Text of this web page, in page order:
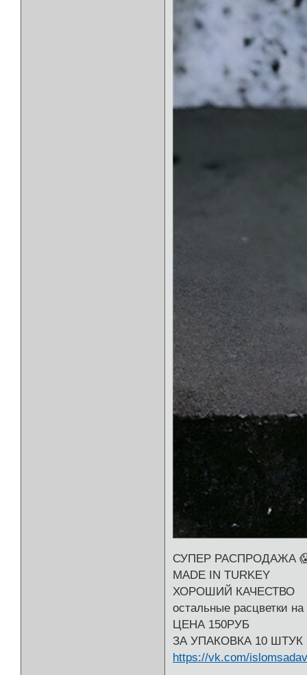
СУПЕР РАСПРОДАЖА
MADE IN TURKEY
ХОРОШИЙ КАЧЕСТВО
остальные расцветки на
ЦЕНА 150РУБ
ЗА УПАКОВКА 10 ШТУК
https://vk.com/